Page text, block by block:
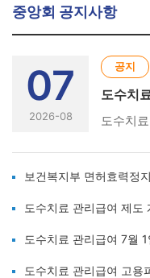
중앙회 공지사항
07
2026-08
공지
보건복지부 면허효력정지 처
도수치료 관리급여 제도 개선 촉구
도수치료 관리급여 7월 1일 시행
도수치료 관리급여 고용